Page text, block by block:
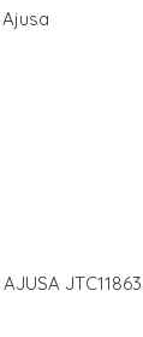
Ajusa
JTC11863